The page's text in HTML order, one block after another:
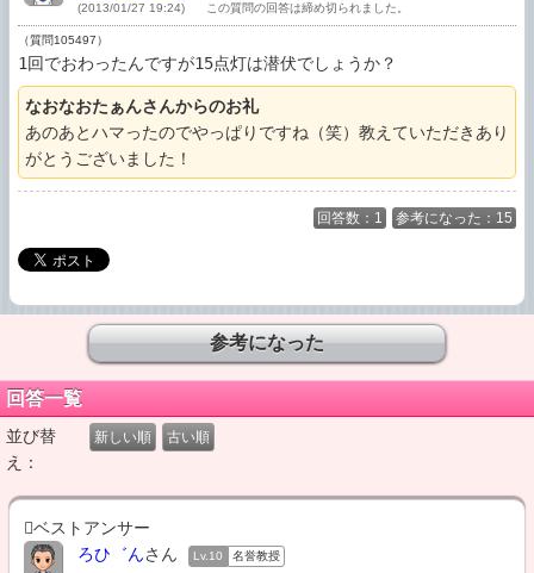
(2013/01/27 19:24) この質問の回答は締め切られました。
（質問105497）
1回でおわったんですが15点灯は潜伏でしょうか？
なおなおたぁんさんからのお礼
あのあとハマったのでやっぱりですね（笑）教えていただきあり
がとうございました！
回答数：1 参考になった：15
回答一覧
並び替
え：
新しい順 古い順
ベストアンサー
ろひ゛んさん Lv.10
名誉教授